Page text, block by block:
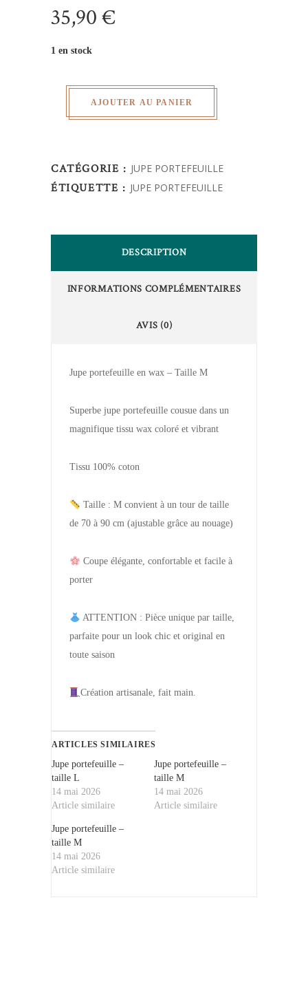
35,90€
1 en stock
AJOUTER AU PANIER
CATÉGORIE : JUPE PORTEFEUILLE
ÉTIQUETTE : JUPE PORTEFEUILLE
DESCRIPTION
INFORMATIONS COMPLÉMENTAIRES
AVIS (0)
Jupe portefeuille en wax – Taille M
Superbe jupe portefeuille cousue dans un
magnifique tissu wax coloré et vibrant
Tissu 100% coton
Taille : M convient à un tour de taille
de 70 à 90 cm (ajustable grâce au nouage)
Coupe élégante, confortable et facile à
porter
ATTENTION : Pièce unique par taille,
parfaite pour un look chic et original en
toute saison
Création artisanale, fait main.
ARTICLES SIMILAIRES
Jupe portefeuille –
taille L
14 mai 2026
Article similaire
Jupe portefeuille –
taille M
14 mai 2026
Article similaire
Jupe portefeuille –
taille M
14 mai 2026
Article similaire